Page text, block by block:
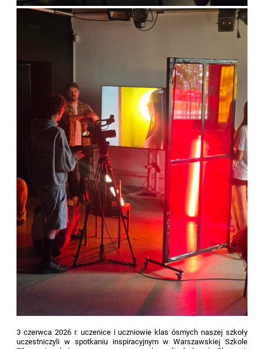
3 czerwca 2026 r. uczenice i uczniowie klas ósmych naszej szkoły
uczestniczyli w spotkaniu
inspiracyjnym w Warszawskiej Szkole